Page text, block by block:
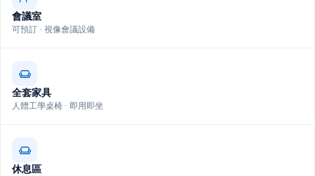
會議室
可預訂 · 視像會議設備
全套家具
人體工學桌椅 · 即用即坐
休息區